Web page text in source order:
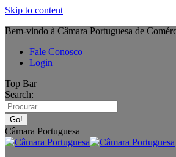
Skip to content
Bem-vindo à Câmara Portuguesa de
Fale Conosco
Login
Top Bar
Search:
Câmara Portuguesa